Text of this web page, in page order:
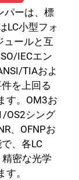
パーは、標
LC小型フォ
ュールと互
IECエン
TIAおよ
を上回る
す。OM3お
OS2シング
、OFNPお
、各LC
密な光学
。